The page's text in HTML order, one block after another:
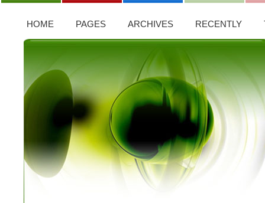
HOME PAGES ARCHIVES RECENTLY